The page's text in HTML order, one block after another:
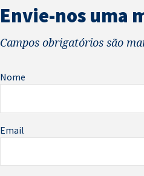
Envie-nos uma
Campos obrigatórios são
Nome
Email